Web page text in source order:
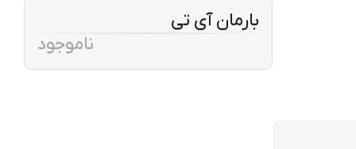
بارمان آی تی
ناموجود